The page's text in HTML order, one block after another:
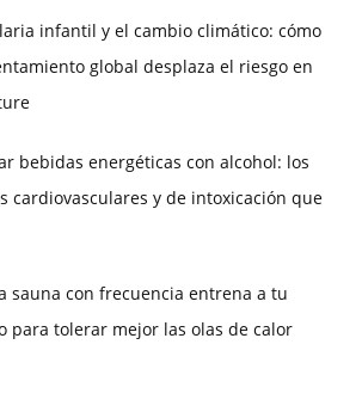
infantil y el cambio climático: cómo
global desplaza el riesgo en
bebidas energéticas con alcohol: los
cardiovasculares y de intoxicación que
sauna con frecuencia entrena a tu
para tolerar mejor las olas de calor